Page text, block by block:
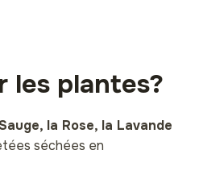
les plantes?
la Rose, la Lavande
séchées en